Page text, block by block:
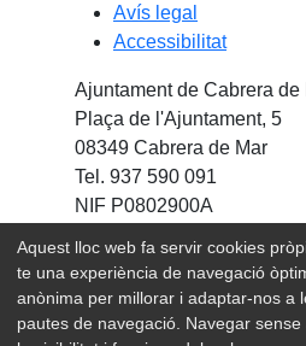
Avís legal
Accessibilitat
Ajuntament de Cabrera de
Plaça de l'Ajuntament, 5
08349 Cabrera de Mar
Tel. 937 590 091
NIF P0802900A
Amb la col·laboració de:
Aquest lloc web fa servir cookies
te una experiència de navegació
anònima per millorar i adaptar-nos a
pautes de navegació. Navegar